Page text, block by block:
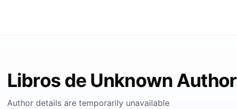
Libros de Unknown Author
Author details are temporarily unavailable